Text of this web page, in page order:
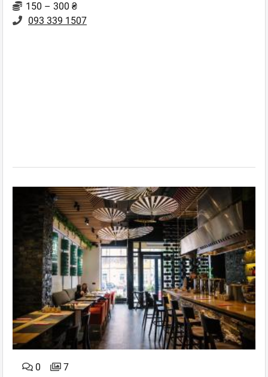
150 – 300 ₴
093 339 1507
0 7